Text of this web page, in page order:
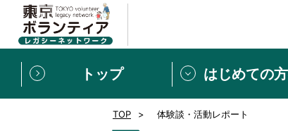
トップ はじめての
TOP 体験談・活動レポート